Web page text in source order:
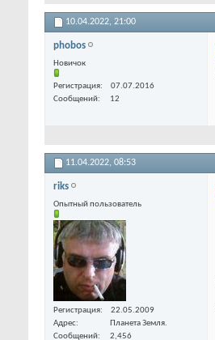
10.04.2022, 21:00
phobos
Новичок
Регистрация
07.07.2016
Сообщений
12
11.04.2022, 08:53
riks
Опытный пользователь
Регистрация
22.05.2009
Адрес
Планета Земля.
Сообщений
2,456